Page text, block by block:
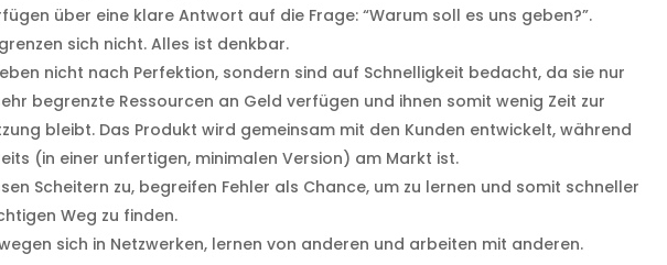
über eine klare Antwort auf die Frage: “Warum soll es uns geben?”.
sich nicht. Alles ist denkbar.
nicht nach Perfektion, sondern sind auf Schnelligkeit bedacht, da sie nur
begrenzte Ressourcen an Geld verfügen und ihnen somit wenig Zeit zur
bleibt. Das Produkt wird gemeinsam mit den Kunden entwickelt, während
(in einer unfertigen, minimalen Version) am Markt ist.
Scheitern zu, begreifen Fehler als Chance, um zu lernen und somit schneller
Weg zu finden.
sich in Netzwerken, lernen von anderen und arbeiten mit anderen.